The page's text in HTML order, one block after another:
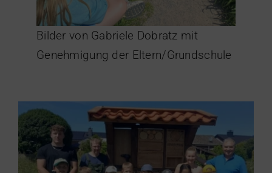
Bilder von Gabriele Dobratz mit
Genehmigung der Eltern/Grundschule